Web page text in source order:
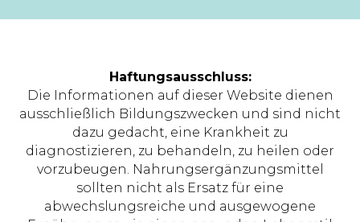
Haftungsausschluss:
Die Informationen auf dieser Website dienen
ausschließlich Bildungszwecken und sind nicht
dazu gedacht, eine Krankheit zu
diagnostizieren, zu behandeln, zu heilen oder
vorzubeugen. Nahrungsergänzungsmittel
sollten nicht als Ersatz für eine
abwechslungsreiche und ausgewogene